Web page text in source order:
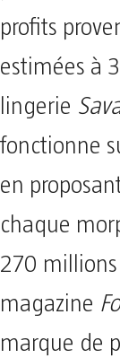
profits
estimées à
lingerie
fonctionne
en
chaque
270
magazine
marque de